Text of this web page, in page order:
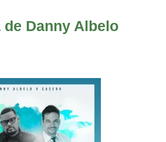
Danny Albelo